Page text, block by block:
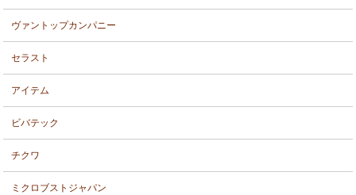
ヴァントップカンパニー
セラスト
アイテム
ビバテック
チクワ
ミクロブストジャパン